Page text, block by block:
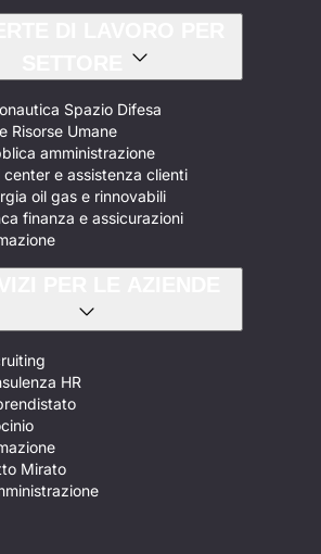
Spazio Difesa
Risorse Umane
amministrazione
center e assistenza clienti
oil gas e rinnovabili
finanza e assicurazioni
HR
Mirato